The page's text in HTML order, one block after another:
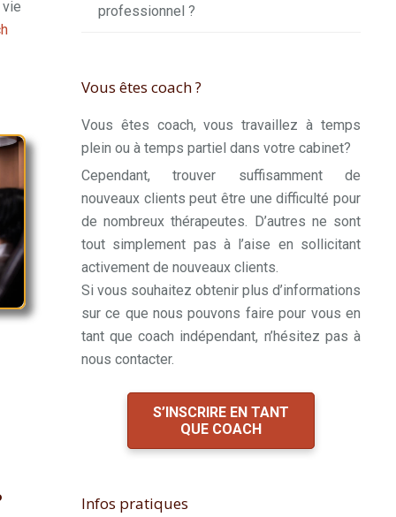
professionnel ?
Vous êtes coach ?
Vous êtes coach, vous travaillez à temps
plein ou à temps partiel dans votre cabinet?
Cependant, trouver suffisamment de
nouveaux clients peut être une difficulté pour
de nombreux thérapeutes. D’autres ne sont
tout simplement pas à l’aise en sollicitant
activement de nouveaux clients.
Si vous souhaitez obtenir plus d’informations
sur ce que nous pouvons faire pour vous en
tant que coach indépendant, n’hésitez pas à
nous contacter.
S’INSCRIRE EN TANT
QUE COACH
Infos pratiques